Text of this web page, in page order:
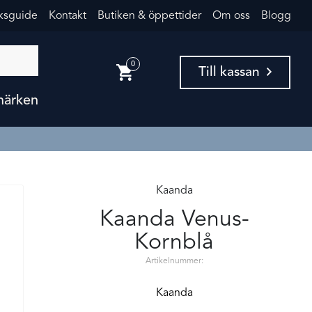
Kontakt Butiken & öppettider Om oss Blogg
0
Till kassan
Kaanda
Kaanda Venus-
Kornblå
Artikelnummer:
Kaanda